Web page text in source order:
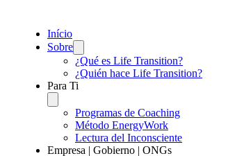
Início
Sobre
¿Qué es Life Transition?
¿Quién hace Life Transition?
Para Ti
Programas de Coaching
Método EnergyWork
Lectura del Inconsciente
Empresa | Gobierno | ONGs